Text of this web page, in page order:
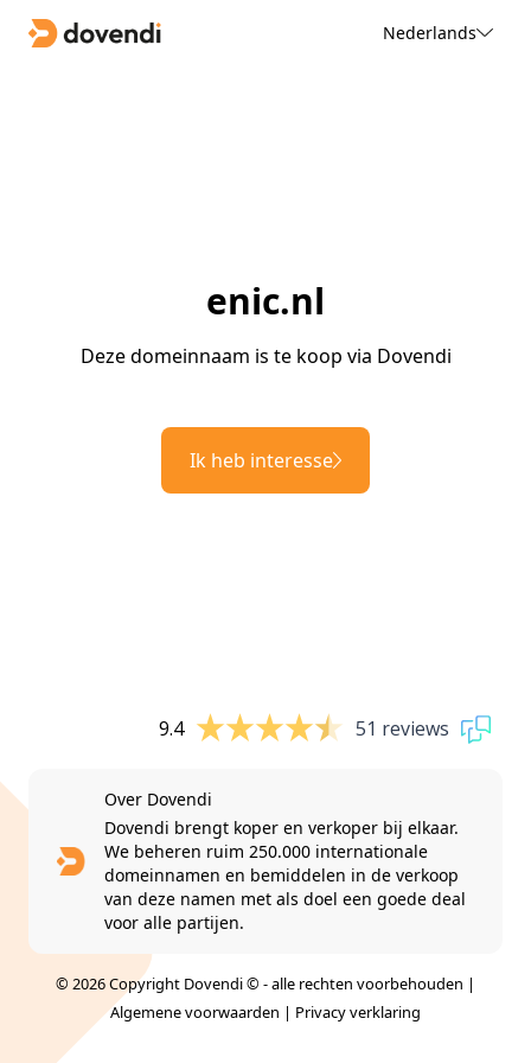
Nederlands
enic.nl
Deze domeinnaam is te koop via Dovendi
Ik heb interesse
9.4 51 reviews
Over Dovendi
Dovendi brengt koper en verkoper bij elkaar.
We beheren ruim 250.000 internationale
domeinnamen en bemiddelen in de verkoop
van deze namen met als doel een goede deal
voor alle partijen.
© 2026 Copyright Dovendi © - alle rechten voorbehouden |
Algemene voorwaarden | Privacy verklaring